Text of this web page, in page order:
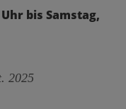
bis Samstag,
2025